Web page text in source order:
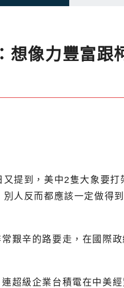
像力豐富跟
提到，美中2隻大象要
人反而都應該一定做得
艱辛的路要走，在國際
超級企業台積電在中美